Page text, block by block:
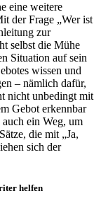
eine weitere
der Frage „Wer ist
zur
selbst die Mühe
Situation auf sein
wissen und
– nämlich dafür,
nicht unbedingt mit
Gebot erkennbar
ein Weg, um
die mit „Ja,
sich der
helfen